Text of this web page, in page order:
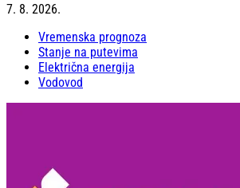
7. 8. 2026.
Vremenska prognoza
Stanje na putevima
Električna energija
Vodovod